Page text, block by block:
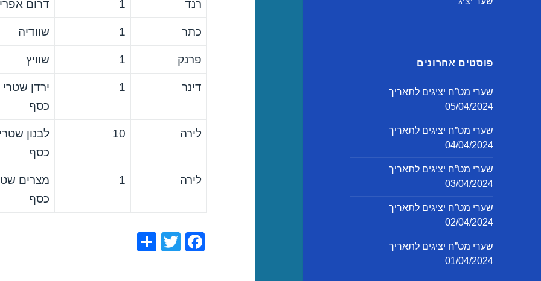
פוסטים אחרונים
שערי מט”ח יציגים לתאריך
05/04/2024
שערי מט”ח יציגים לתאריך
04/04/2024
שערי מט”ח יציגים לתאריך
03/04/2024
שערי מט”ח יציגים לתאריך
02/04/2024
שערי מט”ח יציגים לתאריך
01/04/2024
רנד 1 דרום
כתר 1 שוודיה
פרנק 1 שוויץ
דינר 1
ירדן שטרי
כסף
לירה 10
לבנון
כסף
לירה 1
מצרים
כסף
F
T